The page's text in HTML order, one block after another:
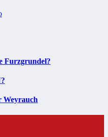
Furzgrundel?
Weyrauch